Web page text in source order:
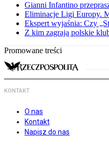
Gianni Infantino
Eliminacje Ligi Europy.
Ekspert wyjaśnia: Czy
Z kim zagrają polskie
Promowane treści
KONTAKT
O nas
Kontakt
Napisz do nas